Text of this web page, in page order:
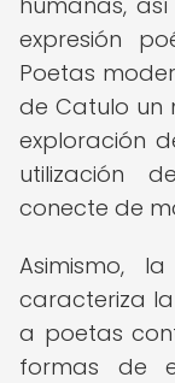
expresión
Poetas
de Catulo un
exploración
utilización
conecte de
Asimismo,
caracteriza
a poetas
formas de